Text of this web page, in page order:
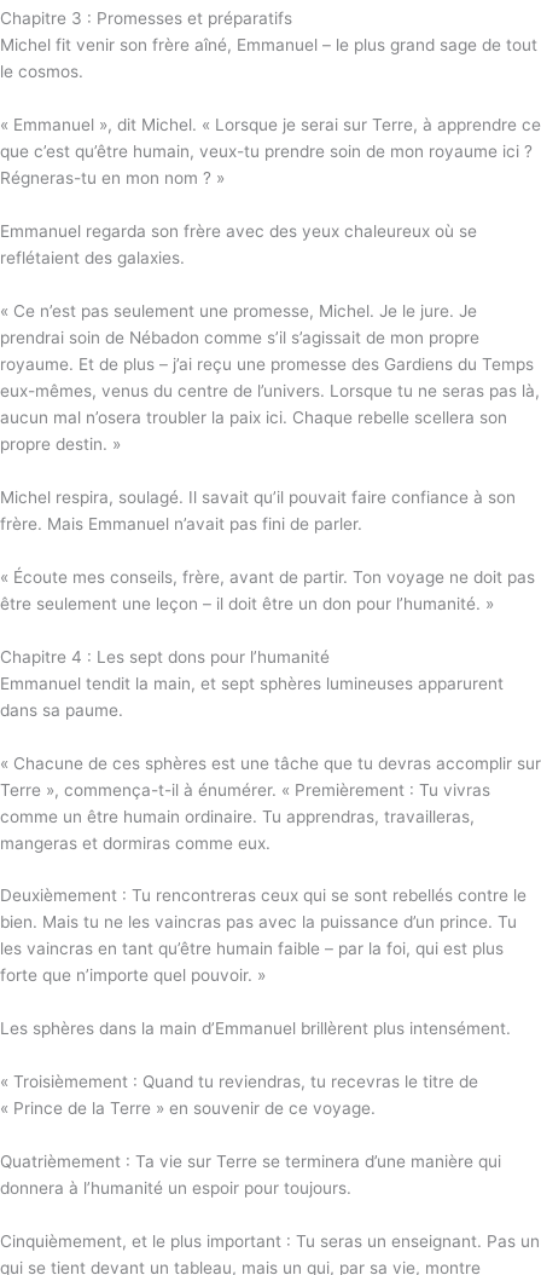
Chapitre 3 : Promesses et préparatifs
Michel fit venir son frère aîné, Emmanuel – le plus grand sage de tout
le cosmos.
« Emmanuel », dit Michel. « Lorsque je serai sur Terre, à apprendre ce
que c’est qu’être humain, veux-tu prendre soin de mon royaume ici ?
Régneras-tu en mon nom ? »
Emmanuel regarda son frère avec des yeux chaleureux où se
reflétaient des galaxies.
« Ce n’est pas seulement une promesse, Michel. Je le jure. Je
prendrai soin de Nébadon comme s’il s’agissait de mon propre
royaume. Et de plus – j’ai reçu une promesse des Gardiens du Temps
eux-mêmes, venus du centre de l’univers. Lorsque tu ne seras pas là,
aucun mal n’osera troubler la paix ici. Chaque rebelle scellera son
propre destin. »
Michel respira, soulagé. Il savait qu’il pouvait faire confiance à son
frère. Mais Emmanuel n’avait pas fini de parler.
« Écoute mes conseils, frère, avant de partir. Ton voyage ne doit pas
être seulement une leçon – il doit être un don pour l’humanité. »
Chapitre 4 : Les sept dons pour l’humanité
Emmanuel tendit la main, et sept sphères lumineuses apparurent
dans sa paume.
« Chacune de ces sphères est une tâche que tu devras accomplir sur
Terre », commença-t-il à énumérer. « Premièrement : Tu vivras
comme un être humain ordinaire. Tu apprendras, travailleras,
mangeras et dormiras comme eux.
Deuxièmement : Tu rencontreras ceux qui se sont rebellés contre le
bien. Mais tu ne les vaincras pas avec la puissance d’un prince. Tu
les vaincras en tant qu’être humain faible – par la foi, qui est plus
forte que n’importe quel pouvoir. »
Les sphères dans la main d’Emmanuel brillèrent plus intensément.
« Troisièmement : Quand tu reviendras, tu recevras le titre de
« Prince de la Terre » en souvenir de ce voyage.
Quatrièmement : Ta vie sur Terre se terminera d’une manière qui
donnera à l’humanité un espoir pour toujours.
Cinquièmement, et le plus important : Tu seras un enseignant. Pas un
qui se tient devant un tableau, mais un qui, par sa vie, montre